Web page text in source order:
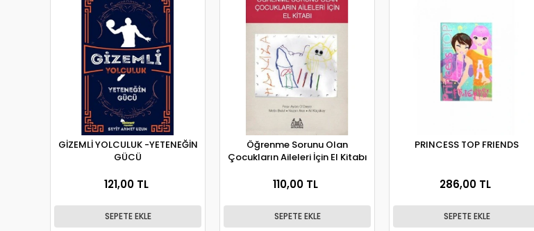
GİZEMLİ YOLCULUK -YETENEĞİN
GÜCÜ
121,00 TL
SEPETE EKLE
Öğrenme Sorunu Olan
Çocukların Aileleri İçin El Kitabı
110,00 TL
SEPETE EKLE
PRINCESS TOP FRIENDS
286,00 TL
SEPETE EKLE